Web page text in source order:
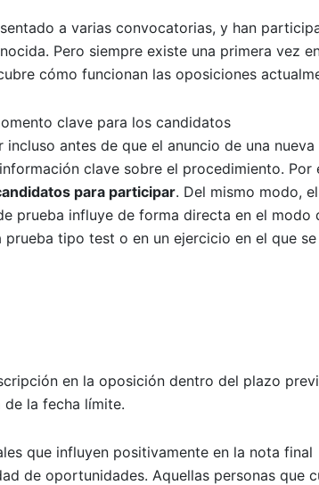
a varias convocatorias, y han
Pero siempre existe una primera vez
cómo funcionan las oposiciones
clave para los candidatos
antes de que el anuncio de una
clave sobre el procedimiento. Por
para participar. Del mismo modo,
prueba influye de forma directa en el modo
tipo test o en un ejercicio en el que
en la oposición dentro del plazo
la fecha límite.
que influyen positivamente en la nota final
de oportunidades. Aquellas personas que